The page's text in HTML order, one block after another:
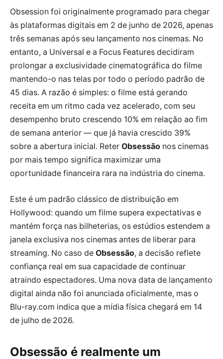
Obsession foi originalmente programado para chegar
às plataformas digitais em 2 de junho de 2026, apenas
três semanas após seu lançamento nos cinemas. No
entanto, a Universal e a Focus Features decidiram
prolongar a exclusividade cinematográfica do filme
mantendo-o nas telas por todo o período padrão de
45 dias. A razão é simples: o filme está gerando
receita em um ritmo cada vez acelerado, com seu
desempenho bruto crescendo 10% em relação ao fim
de semana anterior — que já havia crescido 39%
sobre a abertura inicial. Reter Obsessão nos cinemas
por mais tempo significa maximizar uma
oportunidade financeira rara na indústria do cinema.
Este é um padrão clássico de distribuição em
Hollywood: quando um filme supera expectativas e
mantém força nas bilheterias, os estúdios estendem a
janela exclusiva nos cinemas antes de liberar para
streaming. No caso de Obsessão, a decisão reflete
confiança real em sua capacidade de continuar
atraindo espectadores. Uma nova data de lançamento
digital ainda não foi anunciada oficialmente, mas o
Blu-ray.com indica que a mídia física chegará em 14
de julho de 2026.
Obsessão é realmente um